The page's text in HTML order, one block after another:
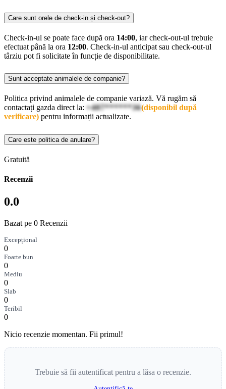
Care sunt orele de check-in și check-out?
Check-in-ul se poate face după ora 14:00, iar check-out-ul trebuie
efectuat până la ora 12:00. Check-in-ul anticipat sau check-out-ul
târziu pot fi solicitate în funcție de disponibilitate.
Sunt acceptate animalele de companie?
Politica privind animalele de companie variază. Vă rugăm să
contactați gazda direct la: +407******36(disponibil după
verificare) pentru informații actualizate.
Care este politica de anulare?
Gratuită
Recenzii
0.0
Bazat pe 0 Recenzii
Excepțional
0
Foarte bun
0
Mediu
0
Slab
0
Teribil
0
Nicio recenzie momentan. Fii primul!
Trebuie să fii autentificat pentru a lăsa o recenzie.